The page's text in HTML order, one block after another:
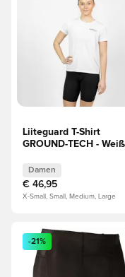
Liiteguard T-Shirt
GROUND-TECH - Weiß
Damen
€ 46,95
X-Small, Small, Medium, Large
Öffnet ein Fenster
-21%